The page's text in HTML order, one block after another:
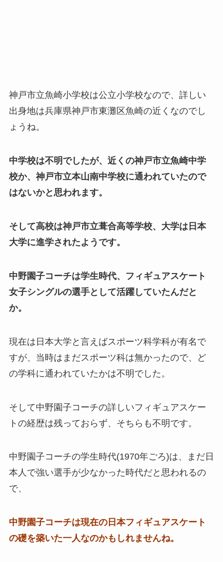
神戸市立魚崎小学校は公立小学校なので、詳しい
出身地は兵庫県神戸市東灘区魚崎の近くなのでし
ょうね。
中学校は不明でしたが、近くの神戸市立魚崎中学
校か、神戸市立本山南中学校に通われていたので
はないかと思われます。
そして高校は神戸市立葺合高等学校、大学は日本
大学に進学されたようです。
中野園子コーチは学生時代、フィギュアスケート
女子シングルの選手として活躍していたんだと
か。
現在は日本大学と言えばスポーツ科学科が有名で
すが、当時はまだスポーツ科は無かったので、ど
の学科に通われていたかは不明でした。
そして中野園子コーチの詳しいフィギュアスケー
トの経歴は残っておらず、そちらも不明です。
中野園子コーチの学生時代(1970年ごろ)は、まだ日
本人で強い選手が少なかった時代だと思われるの
で、
中野園子コーチは現在の日本フィギュアスケート
の礎を築いた一人なのかもしれませんね。